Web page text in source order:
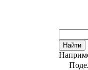
Найти